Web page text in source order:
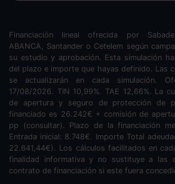
Financiación lineal ofrecida por
ABANCA, Santander o Cetelem según
su estudio y aprobación. Esta simulación
del plazo e importe que hayas definido. Las
se actualizarán en cada simulación.
17/08/2026. TIN 10,99%. TAE 12,66%. La
de apertura y seguro de protección de
financiado es 26.242€ + comisión de
pp (consultar). Plazo de la financiación
Entrada inicial: 8.748€. Importe Total
22.641,44€). Los cálculos facilitados en
finalidad informativa y no sustituye a las
contrato de financiación si este fuera